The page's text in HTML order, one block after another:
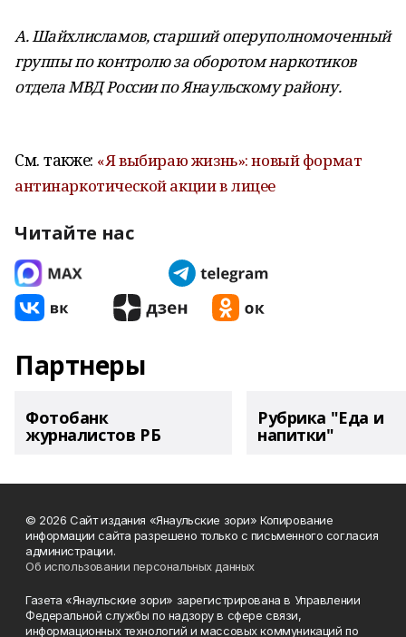
А. Шайхлисламов, старший оперуполномоченный
группы по контролю за оборотом наркотиков
отдела МВД России по Янаульскому району.
См. также: «Я выбираю жизнь»: новый формат
антинаркотической акции в лицее
Читайте нас
Партнеры
Фотобанк
журналистов РБ
Рубрика "Еда и
напитки"
© 2026 Сайт издания «Янаульские зори» Копирование
информации сайта разрешено только с письменного согласия
администрации.
Об использовании персональных данных
Газета «Янаульские зори» зарегистрирована в Управлении
Федеральной службы по надзору в сфере связи,
информационных технологий и массовых коммуникаций по